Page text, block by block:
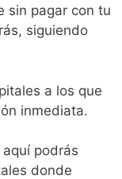
sin pagar con tu
siguiendo
a los que
inmediata.
aquí podrás
donde